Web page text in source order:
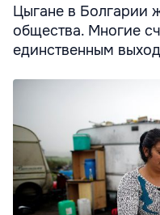
Цыгане в Болгарии
общества. Многие
единственным